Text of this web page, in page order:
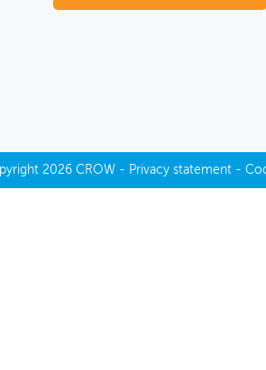
2026 CROW - Privacy statement-